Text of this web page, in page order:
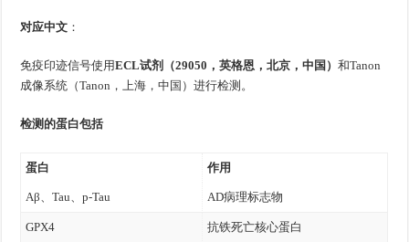
对应中文 ：
免疫印迹信号使用ECL试剂（29050，英格恩，北京，中国）和Tanon
成像系统（Tanon，上海，中国）进行检测。
检测的蛋白包括
蛋白 作用
Aβ、Tau、p-Tau AD病理标志物
GPX4 抗铁死亡核心蛋白